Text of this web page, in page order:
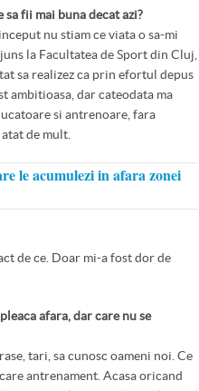
sa fii mai buna decat azi?
nu stiam ce viata o sa-mi
la Facultatea de Sport din Cluj,
sa realizez ca prin efortul depus
ambitioasa, dar cateodata ma
si antrenoare, fara
de mult.
le acumulezi in afara zonei
de ce. Doar mi-a fost dor de
afara, dar care nu se
tari, sa cunosc oameni noi. Ce
antrenament. Acasa oricand